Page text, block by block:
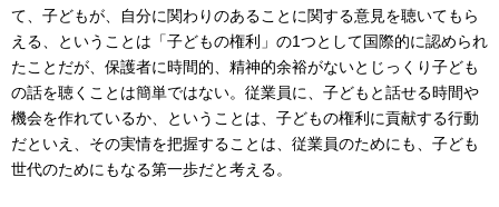
て、子どもが、自分に関わりのあることに関する意見を聴いてもら
える、ということは「子どもの権利」の1つとして国際的に認められ
たことだが、保護者に時間的、精神的余裕がないとじっくり子ども
の話を聴くことは簡単ではない。従業員に、子どもと話せる時間や
機会を作れているか、ということは、子どもの権利に貢献する行動
だといえ、その実情を把握することは、従業員のためにも、子ども
世代のためにもなる第一歩だと考える。